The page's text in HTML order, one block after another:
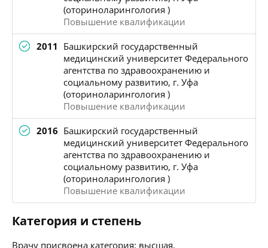
(оториноларингология )
Повышение квалификации
2011 Башкирский государственный
медицинский университет Федерального
агентства по здравоохранению и
социальному развитию, г. Уфа
(оториноларингология )
Повышение квалификации
2016 Башкирский государственный
медицинский университет Федерального
агентства по здравоохранению и
социальному развитию, г. Уфа
(оториноларингология )
Повышение квалификации
Категория и степень
Врачу присвоена категория: высшая.